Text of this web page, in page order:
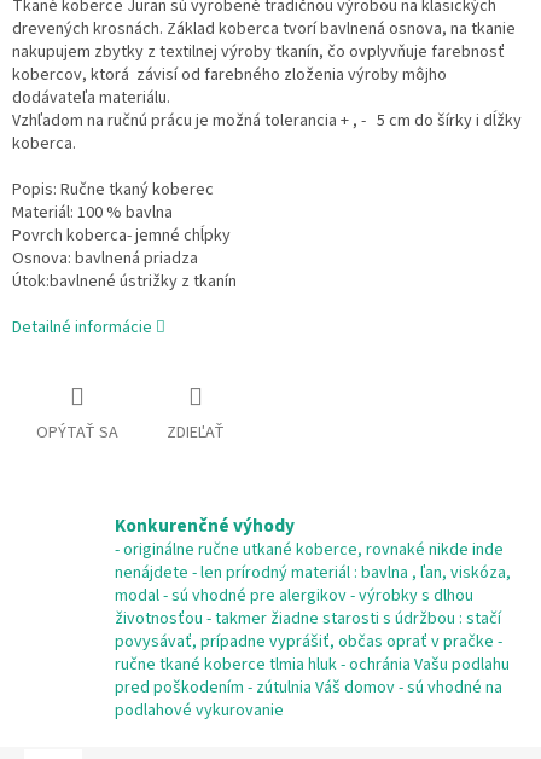
Tkané koberce Juran sú vyrobené tradičnou výrobou na klasických
drevených krosnách. Základ koberca tvorí bavlnená osnova, na tkanie
nakupujem zbytky z textilnej výroby tkanín, čo ovplyvňuje farebnosť
kobercov, ktorá závisí od farebného zloženia výroby môjho
dodávateľa materiálu.
Vzhľadom na ručnú prácu je možná tolerancia + , - 5 cm do šírky i dĺžky
koberca.
Popis: Ručne tkaný koberec
Materiál: 100 % bavlna
Povrch koberca- jemné chĺpky
Osnova: bavlnená priadza
Útok:bavlnené ústrižky z tkanín
Detailné informácie
OPÝTAŤ SA ZDIEĽAŤ
Konkurenčné výhody
- originálne ručne utkané koberce, rovnaké nikde inde
nenájdete - len prírodný materiál : bavlna , ľan, viskóza,
modal - sú vhodné pre alergikov - výrobky s dlhou
životnosťou - takmer žiadne starosti s údržbou : stačí
povysávať, prípadne vyprášiť, občas oprať v pračke -
ručne tkané koberce tlmia hluk - ochránia Vašu podlahu
pred poškodením - zútulnia Váš domov - sú vhodné na
podlahové vykurovanie